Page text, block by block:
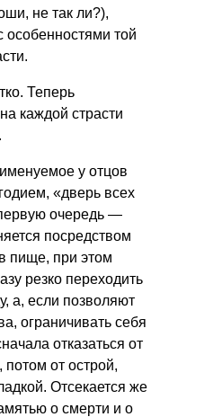
не так ли?),
особенностями той
Теперь
каждой страсти
у отцов
«дверь всех
очередь —
посредством
пище, при этом
резко переходить
а, если позволяют
ограничивать себя
отказаться от
от острой,
Отсекается же
о смерти и о